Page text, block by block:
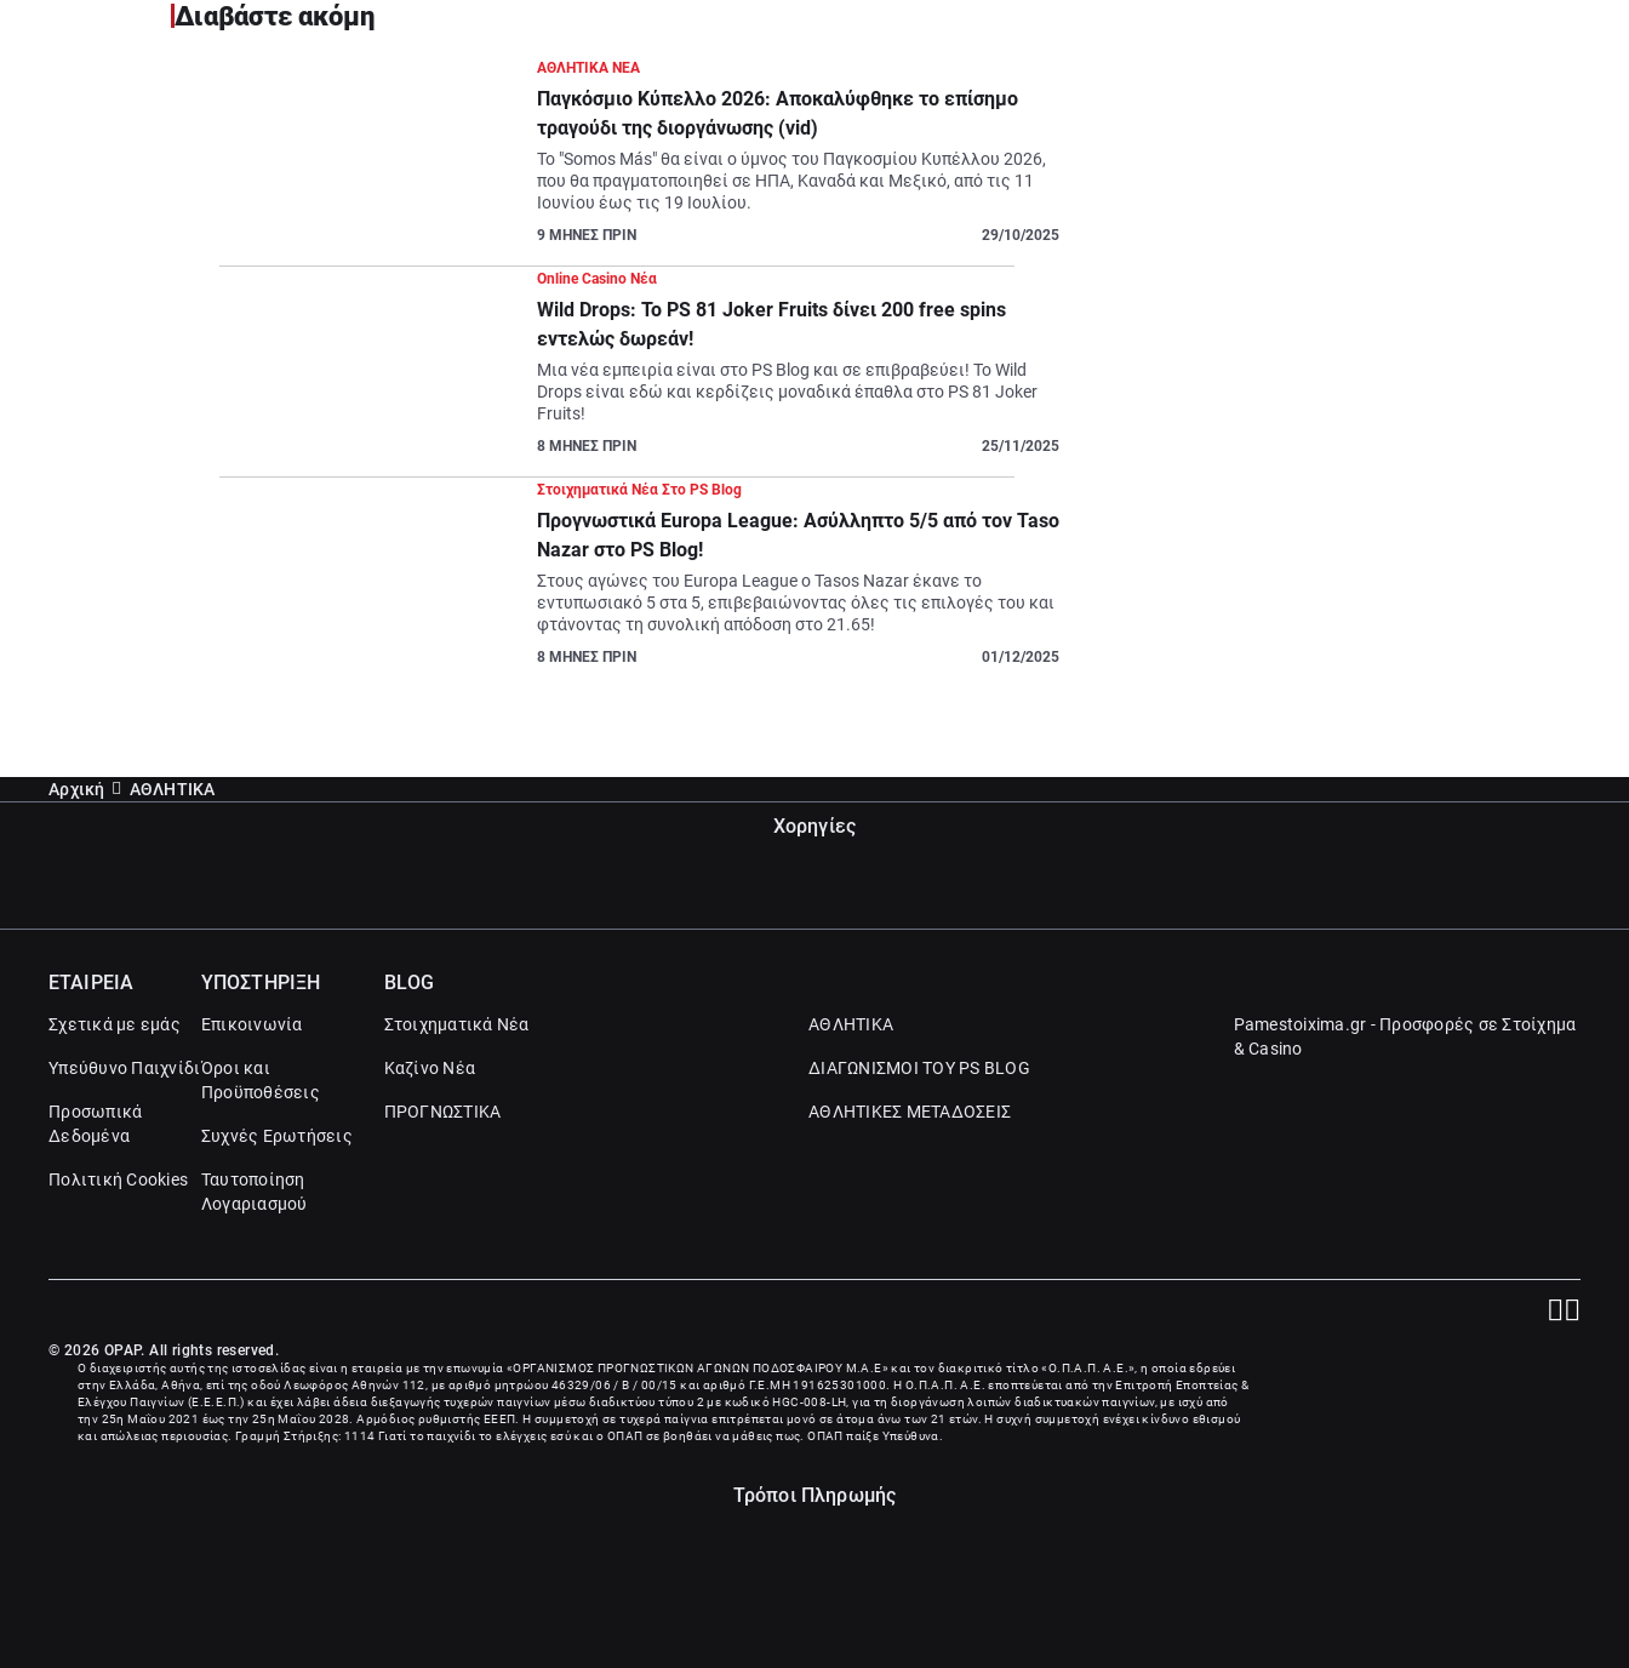
Διαβάστε ακόμη
ΑΘΛΗΤΙΚΑ ΝΕΑ
Παγκόσμιο Κύπελλο 2026: Αποκαλύφθηκε το επίσημο
τραγούδι της διοργάνωσης (vid)
Το "Somos Más" θα είναι ο ύμνος του Παγκοσμίου Κυπέλλου 2026,
που θα πραγματοποιηθεί σε ΗΠΑ, Καναδά και Μεξικό, από τις 11
Ιουνίου έως τις 19 Ιουλίου.
9 ΜΗΝΕΣ ΠΡΙΝ 29/10/2025
Online Casino Νέα
Wild Drops: Το PS 81 Joker Fruits δίνει 200 free spins
εντελώς δωρεάν!
Μια νέα εμπειρία είναι στο PS Blog και σε επιβραβεύει! Το Wild
Drops είναι εδώ και κερδίζεις μοναδικά έπαθλα στο PS 81 Joker
Fruits!
8 ΜΗΝΕΣ ΠΡΙΝ 25/11/2025
Στοιχηματικά Νέα Στο PS Blog
Προγνωστικά Europa League: Ασύλληπτο 5/5 από τον Taso
Nazar στο PS Blog!
Στους αγώνες του Europa League ο Tasos Nazar έκανε το
εντυπωσιακό 5 στα 5, επιβεβαιώνοντας όλες τις επιλογές του και
φτάνοντας τη συνολική απόδοση στο 21.65!
8 ΜΗΝΕΣ ΠΡΙΝ 01/12/2025
Αρχική ΑΘΛΗΤΙΚΑ
Χορηγίες
ΕΤΑΙΡΕΙΑ
Σχετικά με εμάς
Υπεύθυνο Παιχνίδι
Προσωπικά
Δεδομένα
Πολιτική Cookies
ΥΠΟΣΤΗΡΙΞΗ
Επικοινωνία
Όροι και
Προϋποθέσεις
Συχνές Ερωτήσεις
Ταυτοποίηση
Λογαριασμού
BLOG
Στοιχηματικά Νέα
Καζίνο Νέα
ΠΡΟΓΝΩΣΤΙΚΑ
ΑΘΛΗΤΙΚΑ
ΔΙΑΓΩΝΙΣΜΟΙ ΤΟΥ PS BLOG
ΑΘΛΗΤΙΚΕΣ ΜΕΤΑΔΟΣΕΙΣ
Pamestoixima.gr - Προσφορές σε Στοίχημα
& Casino
© 2026 OPAP. All rights reserved.
Ο διαχειριστής αυτής της ιστοσελίδας είναι η εταιρεία με την επωνυμία «ΟΡΓΑΝΙΣΜΟΣ ΠΡΟΓΝΩΣΤΙΚΩΝ ΑΓΩΝΩΝ ΠΟΔΟΣΦΑΙΡΟΥ Μ.Α.Ε» και τον διακριτικό τίτλο «Ο.Π.Α.Π. Α.Ε.», η οποία εδρεύει
στην Ελλάδα, Αθήνα, επί της οδού Λεωφόρος Αθηνών 112, με αριθμό μητρώου 46329/06 / B / 00/15 και αριθμό Γ.Ε.ΜΗ191625301000
. Η Ο.Π.Α.Π. Α.Ε. εποπτεύεται από την Επιτροπή Εποπτείας &
Ελέγχου Παιγνίων (Ε.Ε.Ε.Π.) και έχει λάβει άδεια διεξαγωγής τυχερών παιγνίων μέσω διαδικτύου τύπου 2 με κωδικό HGC-008-LH, για τη διοργάνωση λοιπών διαδικτυακών παιγνίων, με ισχύ από
την 25η Μαΐου 2021 έως την 25η Μαΐου 2028. Αρμόδιος ρυθμιστής ΕΕΕΠ. Η συμμετοχή σε τυχερά παίγνια επιτρέπεται μονό σε άτομα άνω των 21 ετών. Η συχνή συμμετοχή ενέχει κίνδυνο εθισμού
και απώλειας περιουσίας. Γραμμή Στήριξης: 1114 Γιατί το παιχνίδι το ελέγχεις εσύ και ο ΟΠΑΠ σε βοηθάει να μάθεις πως. ΟΠΑΠ παίξε Υπεύθυνα.
Τρόποι Πληρωμής